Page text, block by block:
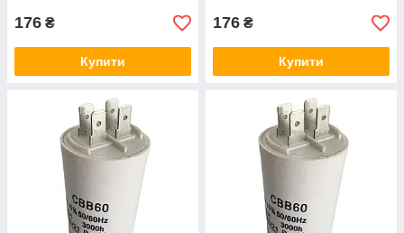
176 ₴
Купити
176 ₴
Купити